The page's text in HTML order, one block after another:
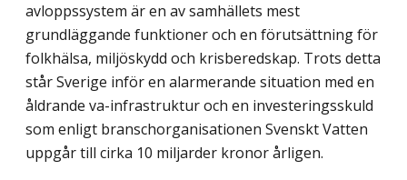
avloppssystem är en av samhällets mest
grundläggande funktioner och en förutsättning för
folkhälsa, miljöskydd och krisberedskap. Trots detta
står Sverige inför en alarmerande situation med en
åldrande va-infrastruktur och en investeringsskuld
som enligt branschorganisationen Svenskt Vatten
uppgår till cirka 10 miljarder kronor årligen.